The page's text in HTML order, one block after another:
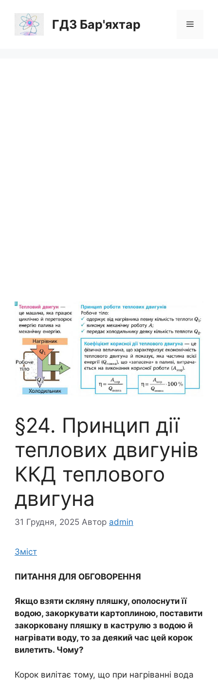
вмісту
ГДЗ Бар'яхтар Меню
§24. Принцип дії
теплових двигунів
ККД теплового
двигуна
31 Грудня, 2025 Автор admin
Зміст
ПИТАННЯ ДЛЯ ОБГОВОРЕННЯ
Якщо взяти скляну пляшку, ополоснути її
водою, закоркувати картоплиною, поставити
закорковану пляшку в каструлю з водою й
нагрівати воду, то за деякий час цей корок
вилетить. Чому?
Корок вилітає тому, що при нагріванні вода